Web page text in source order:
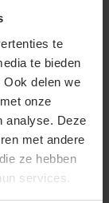
te
te bieden
delen we
onze
analyse. Deze
met andere
ze hebben
services.